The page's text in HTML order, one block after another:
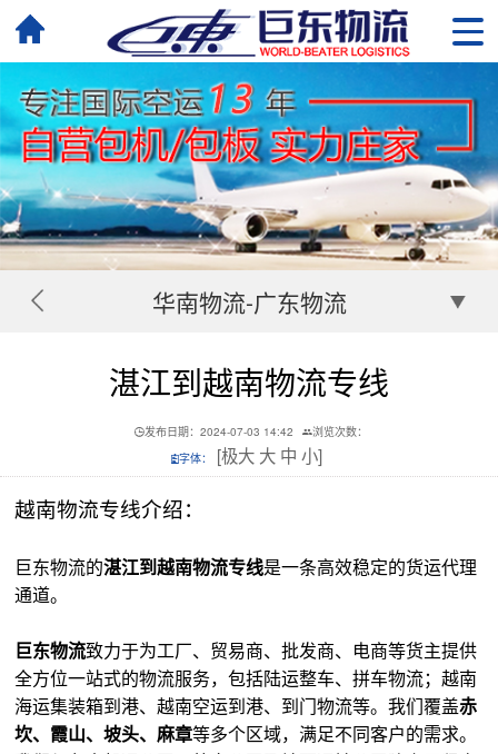
华南物流-广东物流
湛江到越南物流专线
发布日期：2024-07-03 14:42
浏览次数：
字体：
[极大 大 中 小]
越南物流专线介绍：
巨东物流的湛江到越南物流专线是一条高效稳定的货运代理
通道。
巨东物流致力于为工厂、贸易商、批发商、电商等货主提供
全方位一站式的物流服务，包括陆运整车、拼车物流；越南
海运集装箱到港、越南空运到港、到门物流等。我们覆盖赤
坎、霞山、坡头、麻章等多个区域，满足不同客户的需求。